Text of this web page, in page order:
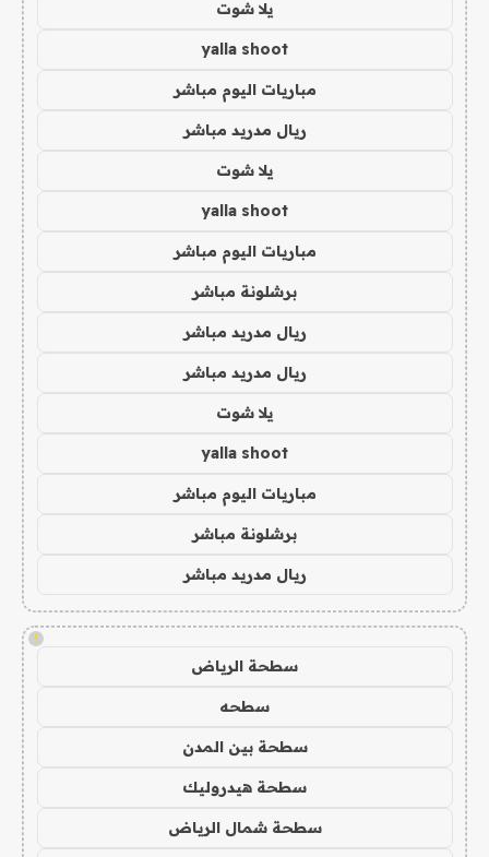
يلا شوت
yalla shoot
مباريات اليوم مباشر
ريال مدريد مباشر
يلا شوت
yalla shoot
مباريات اليوم مباشر
برشلونة مباشر
ريال مدريد مباشر
ريال مدريد مباشر
يلا شوت
yalla shoot
مباريات اليوم مباشر
برشلونة مباشر
ريال مدريد مباشر
!
سطحة الرياض
سطحه
سطحة بين المدن
سطحة هيدروليك
سطحة شمال الرياض